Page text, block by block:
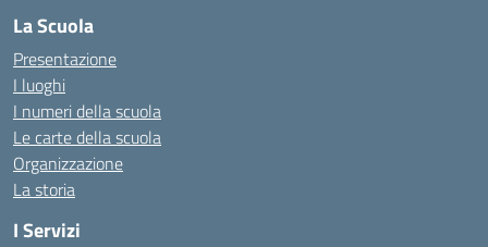
La Scuola
Presentazione
I luoghi
I numeri della scuola
Le carte della scuola
Organizzazione
La storia
I Servizi